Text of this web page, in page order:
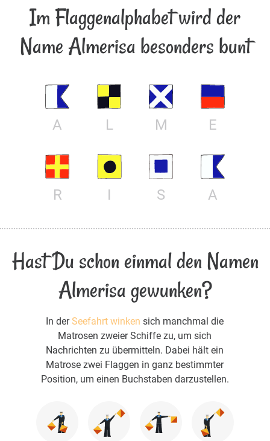
Im Flaggenalphabet wird der
Name Almerisa besonders bunt
A L M E
R I S A
Hast Du schon einmal den Namen
Almerisa gewunken?
In derSeefahrt winken sich manchmal die
Matrosen zweier Schiffe zu, um sich
Nachrichten zu übermitteln. Dabei hält ein
Matrose zwei Flaggen in ganz bestimmter
Position, um einen Buchstaben darzustellen.